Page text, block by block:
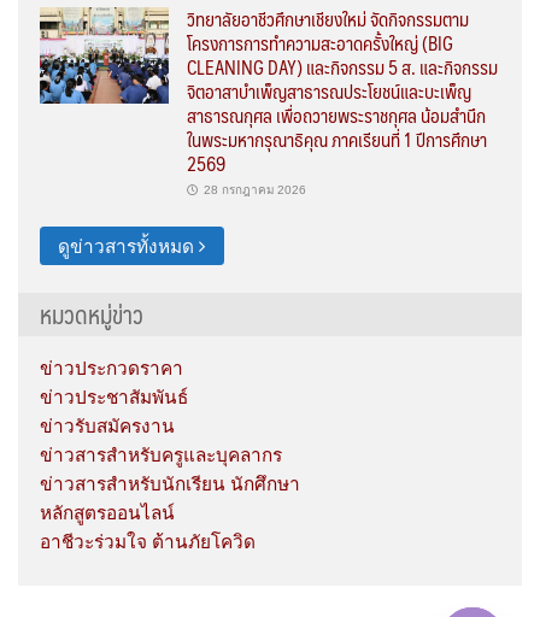
วิทยาลัยอาชีวศึกษาเชียงใหม่ จัดกิจกรรมตาม
โครงการการทำความสะอาดครั้งใหญ่ (BIG
CLEANING DAY) และกิจกรรม 5 ส. และกิจกรรม
จิตอาสาบำเพ็ญสาธารณประโยชน์และบะเพ็ญ
สาธารณกุศล เพื่อถวายพระราชกุศล น้อมสำนึก
ในพระมหากรุณาธิคุณ ภาคเรียนที่ 1 ปีการศึกษา
2569
28 กรกฎาคม 2026
ดูข่าวสารทั้งหมด
หมวดหมู่ข่าว
ข่าวประกวดราคา
ข่าวประชาสัมพันธ์
ข่าวรับสมัครงาน
ข่าวสารสำหรับครูและบุคลากร
ข่าวสารสำหรับนักเรียน นักศึกษา
หลักสูตรออนไลน์
อาชีวะร่วมใจ ต้านภัยโควิด